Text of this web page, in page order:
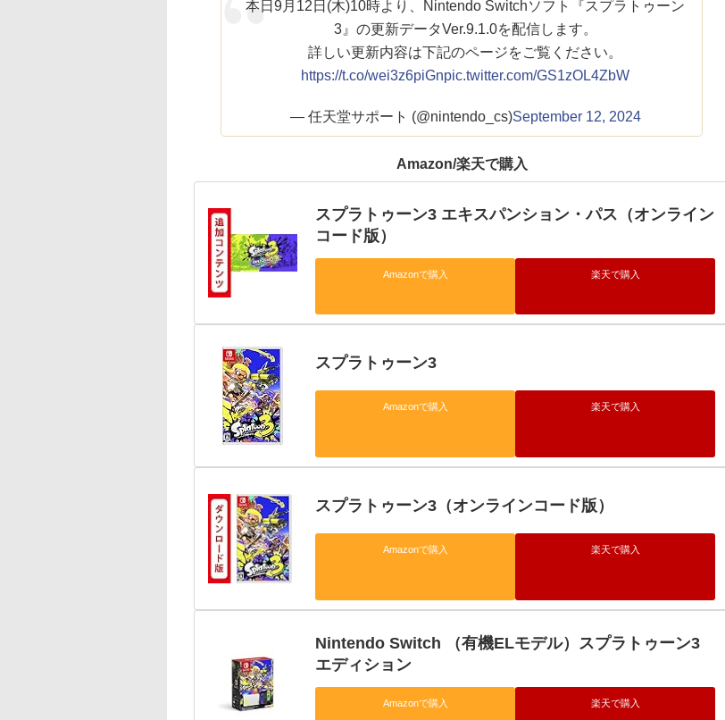
本日9月12日(木)10時より、Nintendo Switchソフト『スプラトゥーン
3』の更新データVer.9.1.0を配信します。
詳しい更新内容は下記のページをご覧ください。
https://t.co/wei3z6piGnpic.twitter.com/GS1zOL4ZbW
— 任天堂サポート (@nintendo_cs)September 12, 2024
Amazon/楽天で購入
スプラトゥーン3 エキスパンション・パス（オンライン
コード版）
Amazonで購入 楽天で購入
スプラトゥーン3
Amazonで購入 楽天で購入
スプラトゥーン3（オンラインコード版）
Amazonで購入 楽天で購入
Nintendo Switch （有機ELモデル）スプラトゥーン3
エディション
Amazonで購入 楽天で購入